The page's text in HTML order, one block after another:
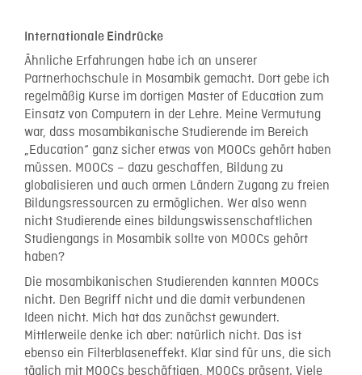
Internationale Eindrücke
Ähnliche Erfahrungen habe ich an unserer
Partnerhochschule in Mosambik gemacht. Dort gebe ich
regelmäßig Kurse im dortigen Master of Education zum
Einsatz von Computern in der Lehre. Meine Vermutung
war, dass mosambikanische Studierende im Bereich
„Education“ ganz sicher etwas von MOOCs gehört haben
müssen. MOOCs – dazu geschaffen, Bildung zu
globalisieren und auch armen Ländern Zugang zu freien
Bildungsressourcen zu ermöglichen. Wer also wenn
nicht Studierende eines bildungswissenschaftlichen
Studiengangs in Mosambik sollte von MOOCs gehört
haben?
Die mosambikanischen Studierenden kannten MOOCs
nicht. Den Begriff nicht und die damit verbundenen
Ideen nicht. Mich hat das zunächst gewundert.
Mittlerweile denke ich aber: natürlich nicht. Das ist
ebenso ein Filterblaseneffekt. Klar sind für uns, die sich
täglich mit MOOCs beschäftigen, MOOCs präsent. Viele